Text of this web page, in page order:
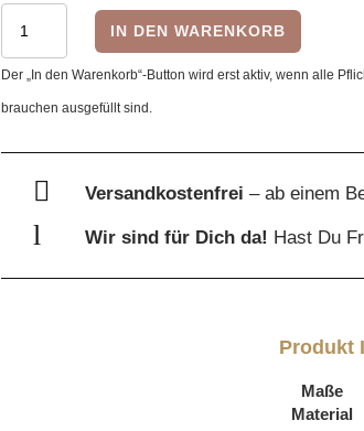
Glückwunschkarte
zur
Einschulung
„Schulkind“
mit
Ranzen
Umschlag
Menge
IN DEN WARENKORB
Der „In den Warenkorb“-Button wird erst aktiv, wenn alle
brauchen ausgefüllt sind.
 Versandkostenfrei– ab einem
l Wir sind für Dich da! Hast Du
Produkt
Maße
Material